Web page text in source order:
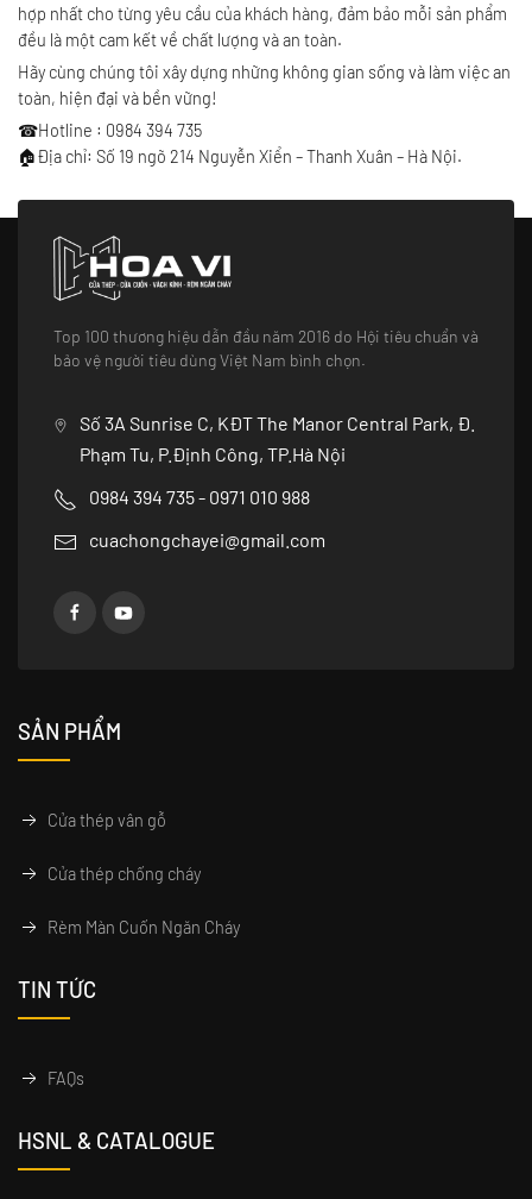
hợp nhất cho từng yêu cầu của khách hàng, đảm bảo mỗi sản phẩm
đều là một cam kết về chất lượng và an toàn.
Hãy cùng chúng tôi xây dựng những không gian sống và làm việc an
toàn, hiện đại và bền vững!
☎Hotline : 0984 394 735
🏠Địa chỉ: Số 19 ngõ 214 Nguyễn Xiển – Thanh Xuân – Hà Nội.
Top 100 thương hiệu dẫn đầu năm 2016 do Hội tiêu chuẩn và
bảo vệ người tiêu dùng Việt Nam bình chọn.
Số 3A Sunrise C, KĐT The Manor Central Park, Đ.
Phạm Tu, P.Định Công, TP.Hà Nội
0984 394 735 - 0971 010 988
cuachongchayei@gmail.com
SẢN PHẨM
Cửa thép vân gỗ
Cửa thép chống cháy
Rèm Màn Cuốn Ngăn Cháy
TIN TỨC
FAQs
HSNL & CATALOGUE